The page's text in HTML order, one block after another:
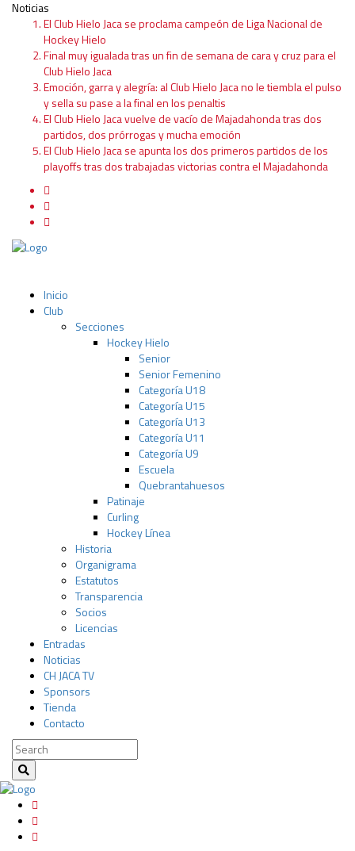
Noticias
El Club Hielo Jaca se proclama campeón de Liga Nacional de
Hockey Hielo
Final muy igualada tras un fin de semana de cara y cruz para el
Club Hielo Jaca
Emoción, garra y alegría: al Club Hielo Jaca no le tiembla el pulso
y sella su pase a la final en los penaltis
El Club Hielo Jaca vuelve de vacío de Majadahonda tras dos
partidos, dos prórrogas y mucha emoción
El Club Hielo Jaca se apunta los dos primeros partidos de los
playoffs tras dos trabajadas victorias contra el Majadahonda
Inicio
Club
Secciones
Hockey Hielo
Senior
Senior Femenino
Categoría U18
Categoría U15
Categoría U13
Categoría U11
Categoría U9
Escuela
Quebrantahuesos
Patinaje
Curling
Hockey Línea
Historia
Organigrama
Estatutos
Transparencia
Socios
Licencias
Entradas
Noticias
CH JACA TV
Sponsors
Tienda
Contacto